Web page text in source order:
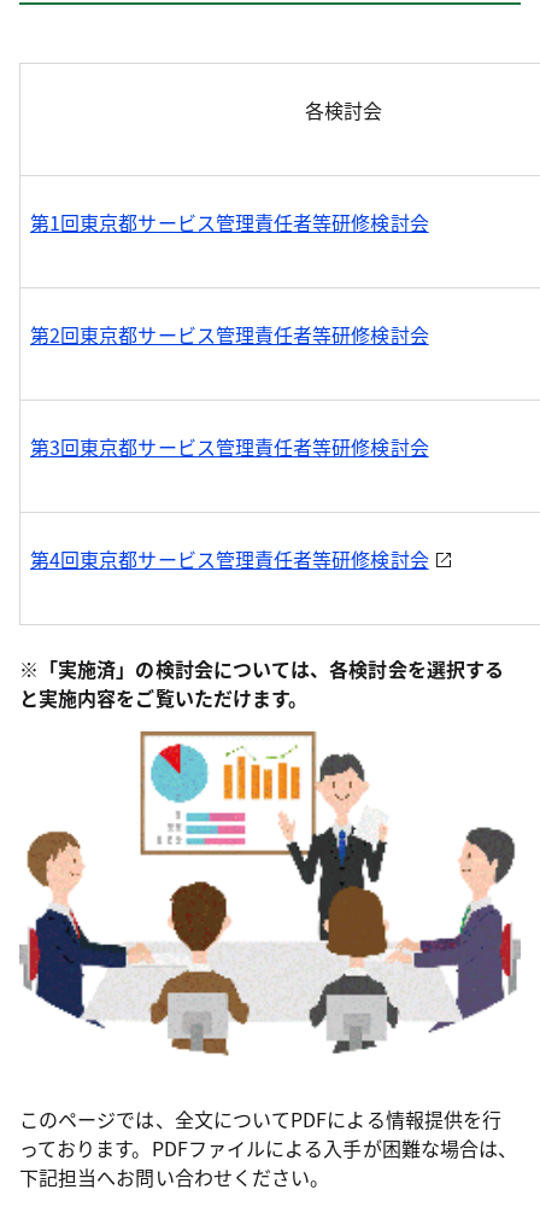
各検討会
第1回東京都サービス管理責任者等研修検討会
第2回東京都サービス管理責任者等研修検討会
第3回東京都サービス管理責任者等研修検討会
第4回東京都サービス管理責任者等研修検討会
※「実施済」の検討会については、各検討会を選択する
と実施内容をご覧いただけます。
このページでは、全文についてPDFによる情報提供を行
っております。PDFファイルによる入手が困難な場合は、
下記担当へお問い合わせください。